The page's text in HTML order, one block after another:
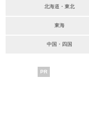
北海道・東北
東海
中国・四国
PR